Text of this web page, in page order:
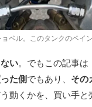
ベル。このタンクのペイ
い。でもこの記事は
た側でもあり、 その
動くかを、買い手